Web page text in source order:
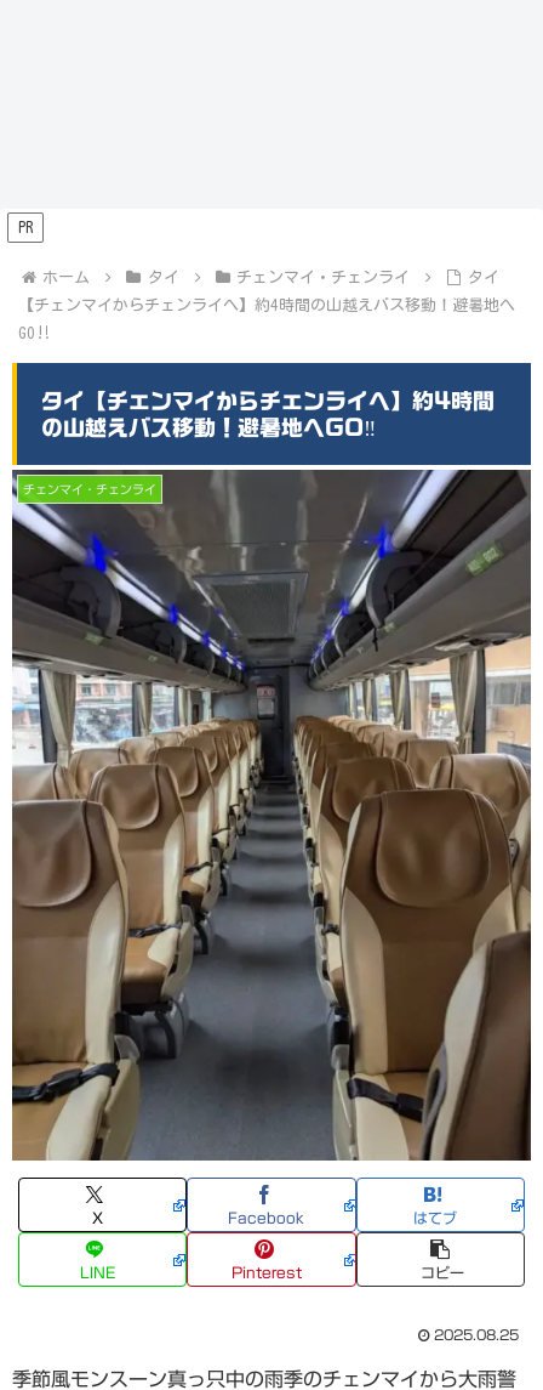
PR
ホーム タイ チェンマイ・チェンライ
タイ
【チェンマイからチェンライへ】約4時間の山越えバス移動！避暑地へ
GO‼
タイ【チェンマイからチェンライへ】約4時間
の山越えバス移動！避暑地へGO‼
チェンマイ・チェンライ
X Facebook はてブ
LINE Pinterest コピー
2025.08.25
季節風モンスーン真っ只中の雨季のチェンマイから大雨警